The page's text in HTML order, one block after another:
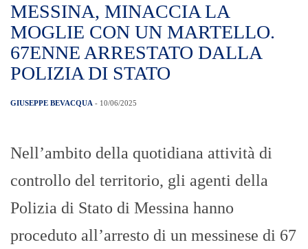
MESSINA, MINACCIA LA
MOGLIE CON UN MARTELLO.
67ENNE ARRESTATO DALLA
POLIZIA DI STATO
GIUSEPPE BEVACQUA - 10/06/2025
Nell’ambito della quotidiana attività di
controllo del territorio, gli agenti della
Polizia di Stato di Messina hanno
proceduto all’arresto di un messinese di 67